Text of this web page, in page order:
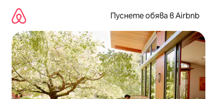
съдържанието
Пуснете обява в Airbnb